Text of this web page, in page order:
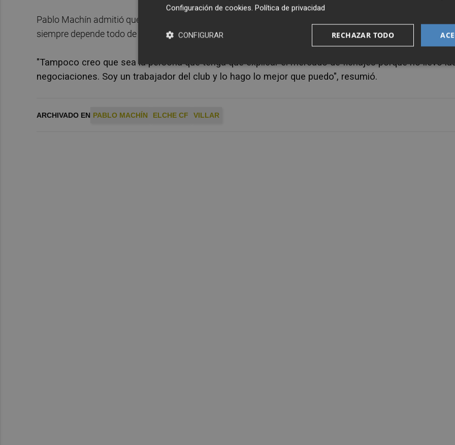
Pablo Machín admitió que le hubiera gustado tener antes los refuerzos de invierno pero asumió que no
siempre depende todo de una sola parte.
"Tampoco creo que sea la persona que tenga que explicar el mercado de fichajes porque no llevo
negociaciones. Soy un trabajador del club y lo hago lo mejor que puedo", resumió.
ARCHIVADO EN PABLO MACHÍN ELCHE CF VILLAR
Configuración de cookies. Política de privacidad
RECHAZAR TODO
CONFIGURAR